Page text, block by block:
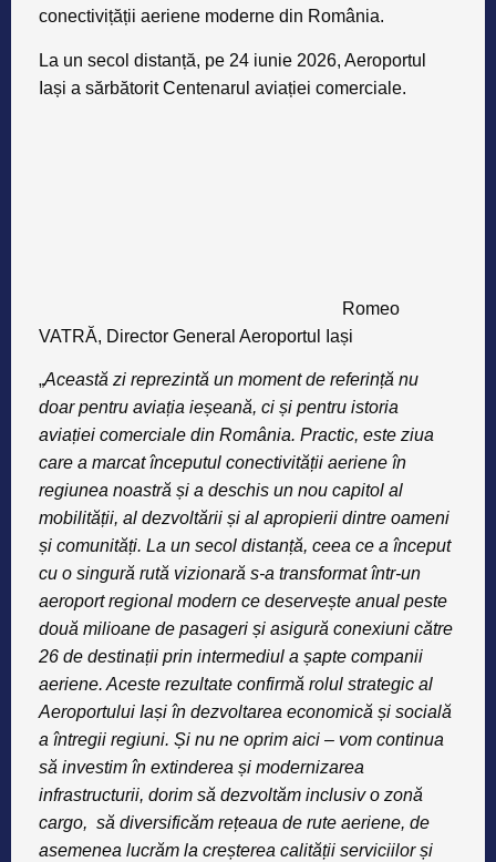
conectivițății aeriene moderne din România.
La un secol distanță, pe 24 iunie 2026, Aeroportul
Iași a sărbătoritCentenarul aviației comerciale.
Romeo
VATRĂ, Director General Aeroportul Iași
„Această zi reprezintă un moment de referință nu
doar pentru aviația ieșeană, ci și pentru istoria
aviației comerciale din România. Practic, este ziua
care a marcat începutul conectivității aeriene în
regiunea noastră și a deschis un nou capitol al
mobilității, al dezvoltării și al apropierii dintre oameni
și comunități. La un secol distanță, ceea ce a început
cu o singură rută vizionară s-a transformat într-un
aeroport regional modern ce deservește anual peste
două milioane de pasageri și asigură conexiuni către
26 de destinații prin intermediul a șapte companii
aeriene. Aceste rezultate confirmă rolul strategic al
Aeroportului Iași în dezvoltarea economică și socială
a întregii regiuni. Și nu ne oprim aici – vom continua
să investim în extinderea și modernizarea
infrastructurii, dorim să dezvoltăm inclusiv o zonă
cargo, să diversificăm rețeaua de rute aeriene, de
asemenea lucrăm la creșterea calității serviciilor și